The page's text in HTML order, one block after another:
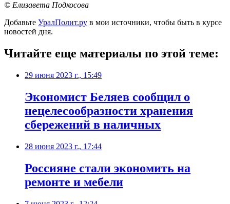
© Елизавета Подкосова
Добавьте УралПолит.ру в мои источники, чтобы быть в курсе
новостей дня.
Читайте еще материалы по этой теме:
29 июня 2023 г., 15:49
Экономист Беляев сообщил о
нецелесообразности хранения
сбережений в наличных
28 июня 2023 г., 17:44
Россияне стали экономить на
ремонте и мебели